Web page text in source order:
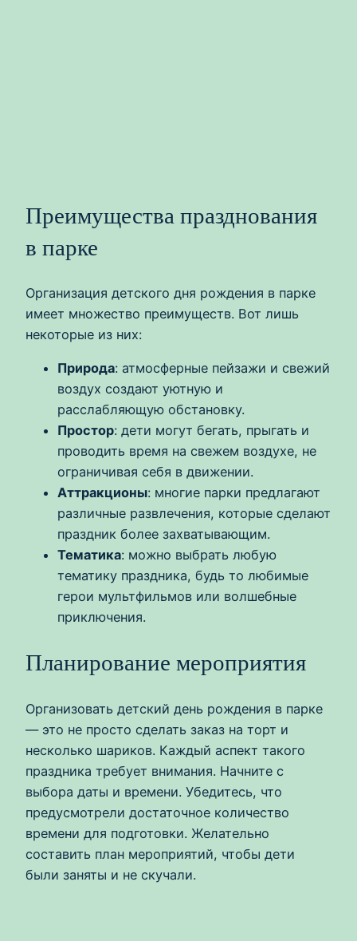
Преимущества празднования
в парке
Организация детского дня рождения в парке
имеет множество преимуществ. Вот лишь
некоторые из них:
Природа: атмосферные пейзажи и свежий
воздух создают уютную и
расслабляющую обстановку.
Простор: дети могут бегать, прыгать и
проводить время на свежем воздухе, не
ограничивая себя в движении.
Аттракционы: многие парки предлагают
различные развлечения, которые сделают
праздник более захватывающим.
Тематика: можно выбрать любую
тематику праздника, будь то любимые
герои мультфильмов или волшебные
приключения.
Планирование мероприятия
Организовать детский день рождения в парке
— это не просто сделать заказ на торт и
несколько шариков. Каждый аспект такого
праздника требует внимания. Начните с
выбора даты и времени. Убедитесь, что
предусмотрели достаточное количество
времени для подготовки. Желательно
составить план мероприятий, чтобы дети
были заняты и не скучали.